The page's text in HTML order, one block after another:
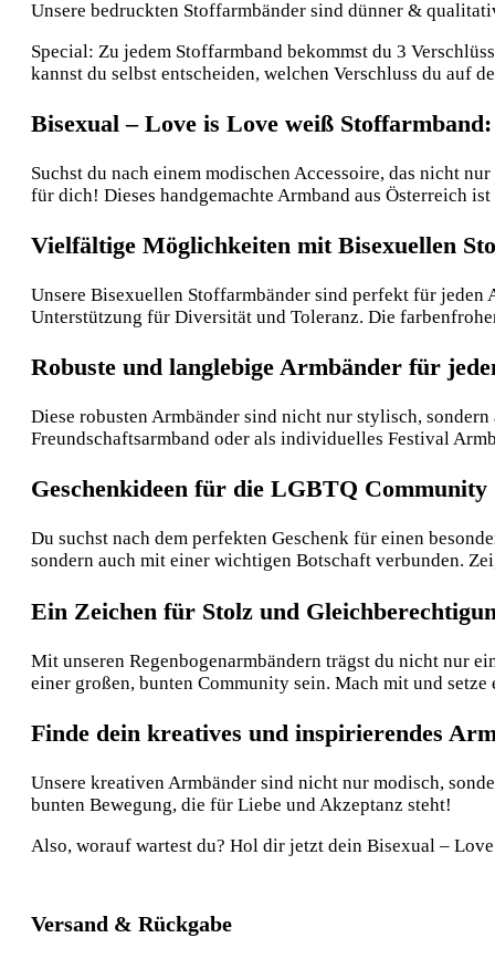
Unsere bedruckten Stoffarmbänder sind dünner &
Special: Zu jedem Stoffarmband bekommst du 3
kannst du selbst entscheiden, welchen Verschluss du auf
Bisexual – Love is Love weiß
Suchst du nach einem modischen Accessoire, das nicht
für dich! Dieses handgemachte Armband aus Österreich
Vielfältige Möglichkeiten mit Bisexuellen
Unsere Bisexuellen Stoffarmbänder sind perfekt für jeden
Unterstützung für Diversität und Toleranz. Die
Robuste und langlebige Armbänder für
Diese robusten Armbänder sind nicht nur stylisch,
Freundschaftsarmband oder als individuelles Festival
Geschenkideen für die LGBTQ Community
Du suchst nach dem perfekten Geschenk für einen
sondern auch mit einer wichtigen Botschaft verbunden.
Ein Zeichen für Stolz und
Mit unseren Regenbogenarmbändern trägst du nicht nur
einer großen, bunten Community sein. Mach mit und setze
Finde dein kreatives und inspirierendes
Unsere kreativen Armbänder sind nicht nur modisch,
bunten Bewegung, die für Liebe und Akzeptanz steht!
Also, worauf wartest du? Hol dir jetzt dein Bisexual –
Versand & Rückgabe